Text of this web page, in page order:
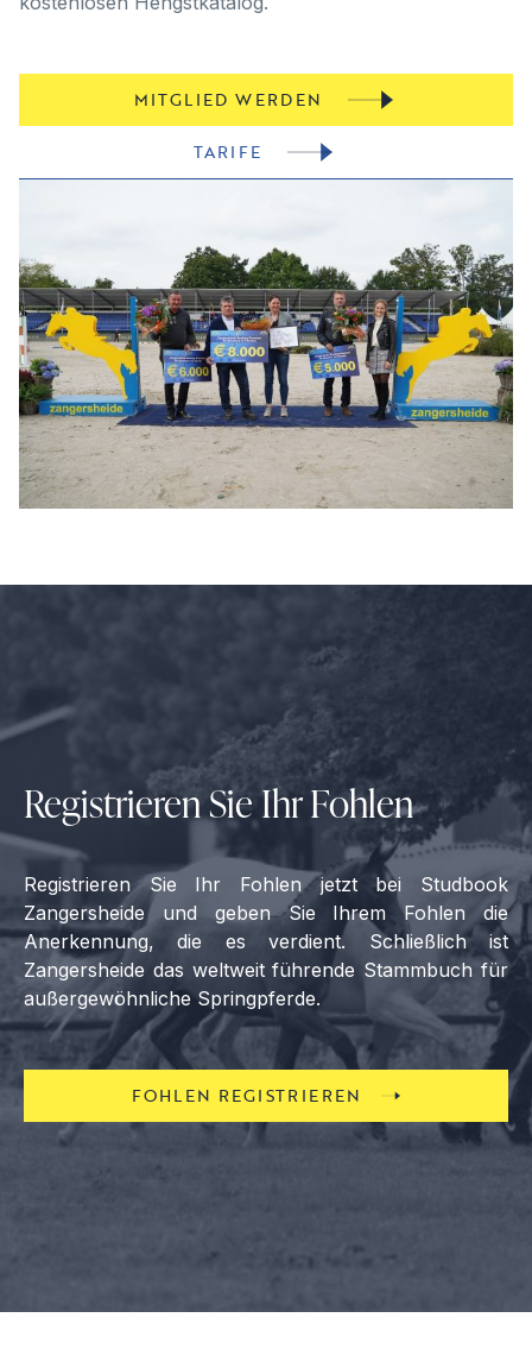
MITGLIED WERDEN
TARIFE
Registrieren Sie Ihr Fohlen
Registrieren Sie Ihr Fohlen jetzt bei Studbook
Zangersheide und geben Sie Ihrem Fohlen die
Anerkennung, die es verdient. Schließlich ist
Zangersheide das weltweit führende Stammbuch für
außergewöhnliche Springpferde.
FOHLEN REGISTRIEREN